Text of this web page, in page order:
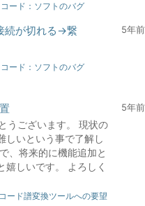
ード：ソフトのバグ
続が切れる→繋
5年前
ード：ソフトのバグ
うございます。 現状の
しいという事で了解し
、将来的に機能追加と
嬉しいです。 よろしく
5年前
ード譜変換ツールへの要望